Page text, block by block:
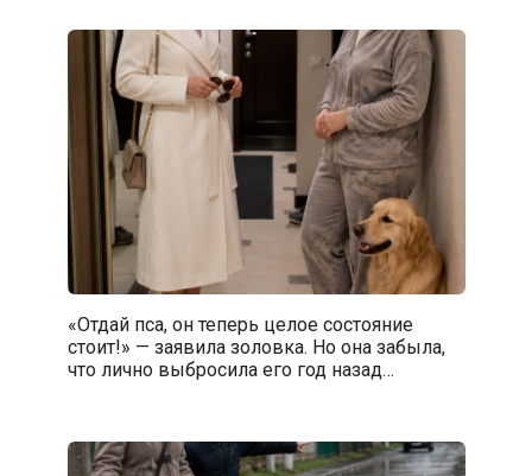
«Отдай пса, он теперь целое состояние
стоит!» — заявила золовка. Но она забыла,
что лично выбросила его год назад…